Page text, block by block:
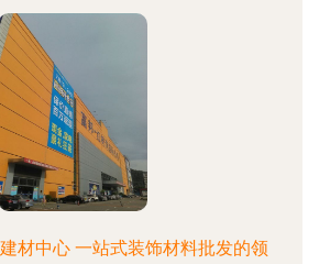
材中心 一站式装饰材料批发的领